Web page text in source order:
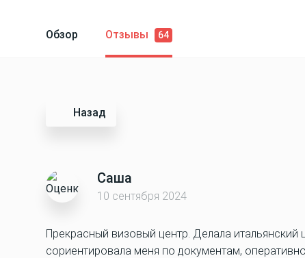
Обзор Отзывы 64
Назад
Саша
10 сентября 2024
Прекрасный визовый центр. Делала
сориентировала меня по документам,